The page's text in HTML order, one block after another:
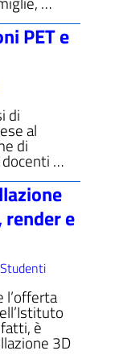
PET e
di
al
di
docenti …
e
Studenti
l’offerta
è
3D